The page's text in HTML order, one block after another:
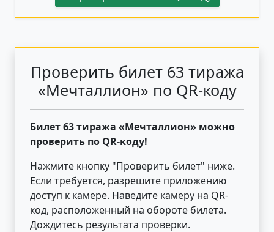
Проверить билет 63 тиража
«Мечталлион» по QR-коду
Билет 63 тиража «Мечталлион» можно
проверить по QR-коду!
Нажмите кнопку "Проверить билет" ниже.
Если требуется, разрешите приложению
доступ к камере. Наведите камеру на QR-
код, расположенный на обороте билета.
Дождитесь результата проверки.